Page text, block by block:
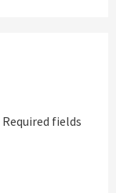
Required fields